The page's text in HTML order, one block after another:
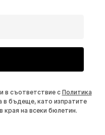
в съответствие с Политика
в бъдеще, като изпратите
края на всеки бюлетин.